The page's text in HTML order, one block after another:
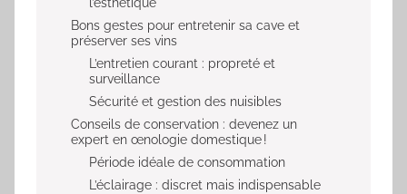
Bons gestes pour entretenir sa cave et
préserver ses vins
L’entretien courant : propreté et
surveillance
Sécurité et gestion des nuisibles
Conseils de conservation : devenez un
expert en œnologie domestique !
Période idéale de consommation
L’éclairage : discret mais indispensable